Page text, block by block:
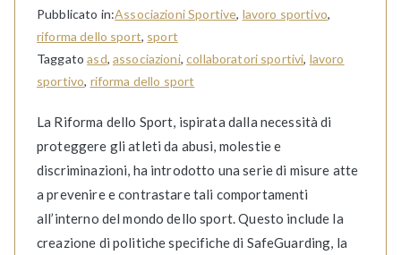
Pubblicato in:Associazioni Sportive, lavoro sportivo,
riforma dello sport, sport
Taggatoasd, associazioni,collaboratori sportivi, lavoro
sportivo, riforma dello sport
La Riforma dello Sport, ispirata dalla necessità di
proteggere gli atleti da abusi, molestie e
discriminazioni, ha introdotto una serie di misure atte
a prevenire e contrastare tali comportamenti
all’interno del mondo dello sport. Questo include la
creazione di politiche specifiche di SafeGuarding, la